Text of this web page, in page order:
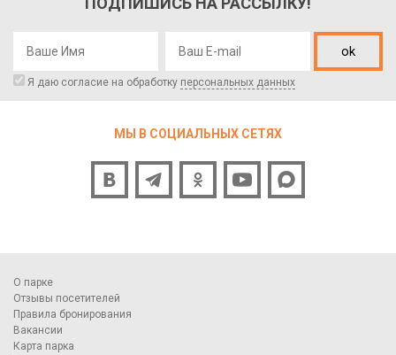
ok
Я даю согласие на обработку персональных данных
МЫ В СОЦИАЛЬНЫХ СЕТЯХ
О парке
Отзывы посетителей
Правила бронирования
Вакансии
Карта парка